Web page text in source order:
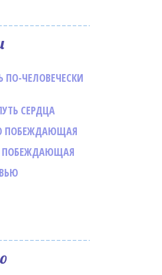
ПО-ЧЕЛОВЕЧЕСКИ
СЕРДЦА
ПОБЕЖДАЮЩАЯ